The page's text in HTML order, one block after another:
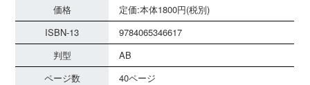
価格
定価:本体1800円(税別)
ISBN-13
9784065346617
判型
AB
ページ数
40ページ